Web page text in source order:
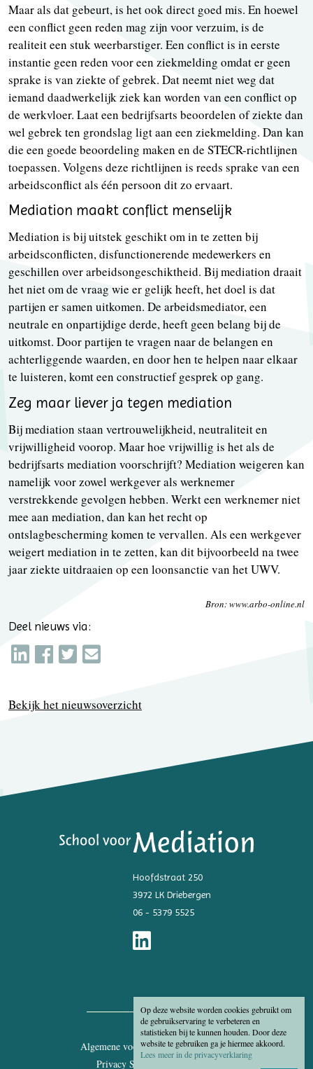
Op deze website worden cookies gebruikt om
de gebruikservaring te verbeteren en
statistieken bij te kunnen houden. Door deze
website te gebruiken ga je hiermee akkoord.
Lees meer in de privacyverklaring
Maar als dat gebeurt, is het ook direct goed mis. En hoewel
een conflict geen reden mag zijn voor verzuim, is de
realiteit een stuk weerbarstiger. Een conflict is in eerste
instantie geen reden voor een ziekmelding omdat er geen
sprake is van ziekte of gebrek. Dat neemt niet weg dat
iemand daadwerkelijk ziek kan worden van een conflict op
de werkvloer. Laat een bedrijfsarts beoordelen of ziekte dan
wel gebrek ten grondslag ligt aan een ziekmelding. Dan kan
die een goede beoordeling maken en de STECR-richtlijnen
toepassen. Volgens deze richtlijnen is reeds sprake van een
arbeidsconflict als één persoon dit zo ervaart.
Mediation maakt conflict menselijk
Mediation is bij uitstek geschikt om in te zetten bij
arbeidsconflicten, disfunctionerende medewerkers en
geschillen over arbeidsongeschiktheid. Bij mediation draait
het niet om de vraag wie er gelijk heeft, het doel is dat
partijen er samen uitkomen. De arbeidsmediator, een
neutrale en onpartijdige derde, heeft geen belang bij de
uitkomst. Door partijen te vragen naar de belangen en
achterliggende waarden, en door hen te helpen naar elkaar
te luisteren, komt een constructief gesprek op gang.
Zeg maar liever ja tegen mediation
Bij mediation staan vertrouwelijkheid, neutraliteit en
vrijwilligheid voorop. Maar hoe vrijwillig is het als de
bedrijfsarts mediation voorschrijft? Mediation weigeren kan
namelijk voor zowel werkgever als werknemer
verstrekkende gevolgen hebben. Werkt een werknemer niet
mee aan mediation, dan kan het recht op
ontslagbescherming komen te vervallen. Als een werkgever
weigert mediation in te zetten, kan dit bijvoorbeeld na twee
jaar ziekte uitdraaien op een loonsanctie van het UWV.
Bron: www.arbo-online.nl
Deel nieuws via:
Bekijk het nieuwsoverzicht
Hoofdstraat 250
3972 LK Driebergen
06 - 5379 5525
Algemene voorwaarden
Disclaimer
Privacy Statement
Cookies